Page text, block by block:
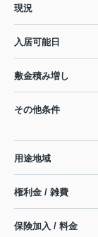
現況
入居可能日
敷金積み増し
その他条件
用途地域
権利金 / 雑費
保険加入 / 料金